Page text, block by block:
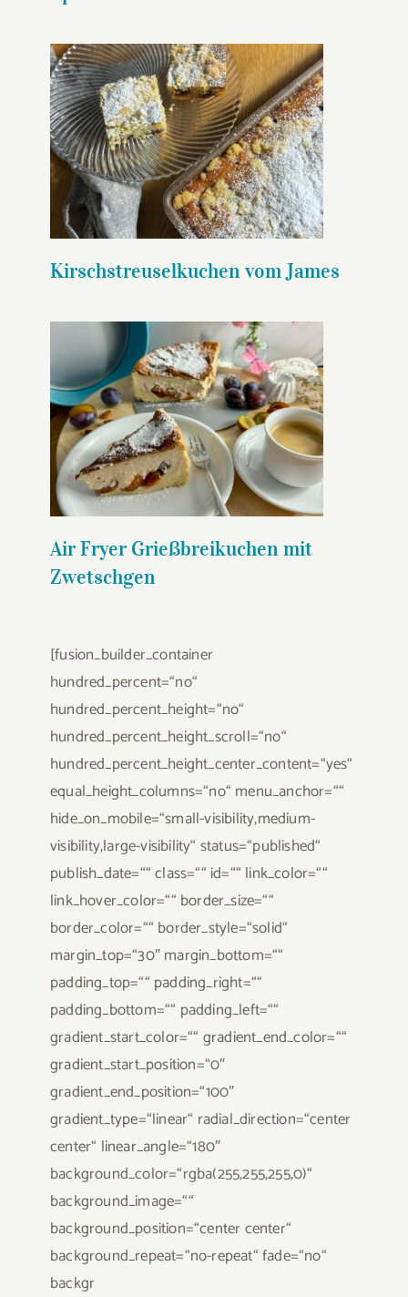
Kirschstreuselkuchen vom
James
Kirschstreuselkuchen vom James
Air Fryer Grießbreikuchen mit
Zwetschgen
Air Fryer Grießbreikuchen mit
Zwetschgen
[fusion_builder_container
hundred_percent=“no“
hundred_percent_height=“no“
hundred_percent_height_scroll=“no“
hundred_percent_height_center_content=“yes“
equal_height_columns=“no“ menu_anchor=““
hide_on_mobile=“small-visibility,medium-
visibility,large-visibility“ status=“published“
publish_date=““ class=““ id=““ link_color=““
link_hover_color=““ border_size=““
border_color=““ border_style=“solid“
margin_top=“30″ margin_bottom=““
padding_top=““ padding_right=““
padding_bottom=““ padding_left=““
gradient_start_color=““ gradient_end_color=““
gradient_start_position=“0″
gradient_end_position=“100″
gradient_type=“linear“ radial_direction=“center
center“ linear_angle=“180″
background_color=“rgba(255,255,255,0)“
background_image=““
background_position=“center center“
background_repeat=“no-repeat“ fade=“no“
backgr